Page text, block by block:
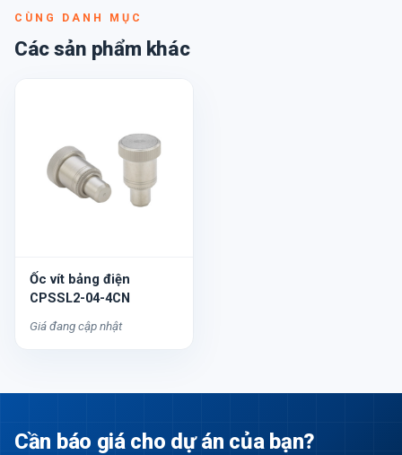
CÙNG DANH MỤC
Các sản phẩm khác
Ốc vít bảng điện
CPSSL2-04-4CN
Giá đang cập nhật
Cần báo giá cho dự án của bạn?